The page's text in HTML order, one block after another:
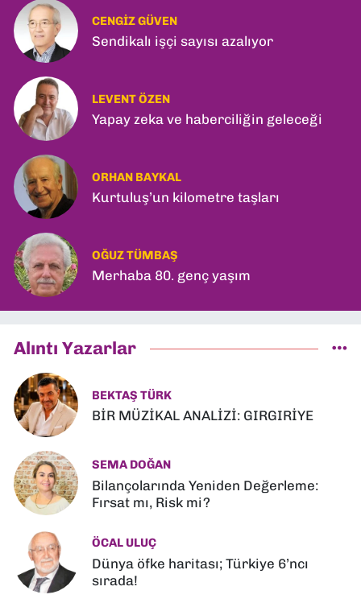
CENGIZ GÜVEN
Sendikalı işçi sayısı azalıyor
LEVENT ÖZEN
Yapay zeka ve haberciliğin geleceği
ORHAN BAYKAL
Kurtuluş’un kilometre taşları
OĞUZ TÜMBAŞ
Merhaba 80. genç yaşım
Alıntı Yazarlar
BEKTAŞ TÜRK
BİR MÜZİKAL ANALİZİ: GIRGIRİYE
SEMA DOĞAN
Bilançolarında Yeniden Değerleme:
Fırsat mı, Risk mi?
ÖCAL ULUÇ
Dünya öfke haritası; Türkiye 6’ncı
sırada!